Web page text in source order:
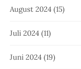
August 2024 (15)
Juli 2024 (11)
Juni 2024 (19)